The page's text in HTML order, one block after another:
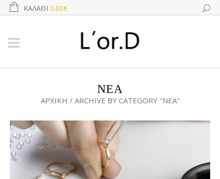
ΚΑΛΆΘΙ 0.00€
ΝΕΑ
ΑΡΧΙΚΉ / ARCHIVE BY CATEGORY "ΝΕΑ"